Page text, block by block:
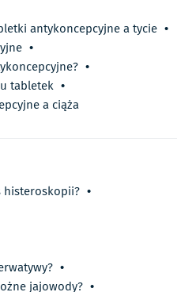
antykoncepcyjne a tycie •
•
•
tabletek •
a ciąża
histeroskopii? •
•
jajowody? •